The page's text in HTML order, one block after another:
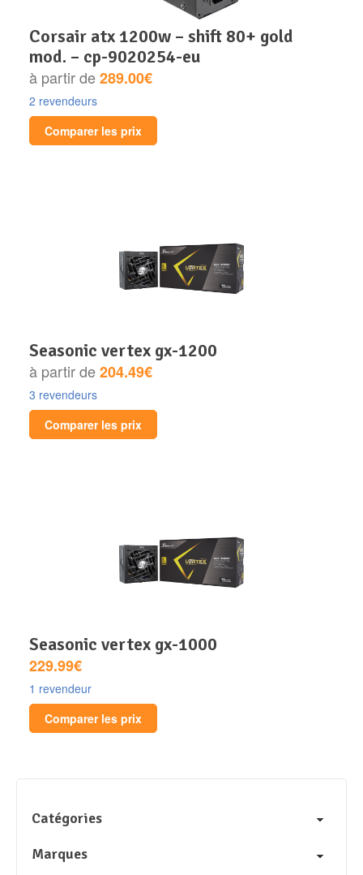
corsair atx 1200w – shift 80+ gold
mod. – cp-9020254-eu
à partir de289.00€
2 revendeurs
Comparer les prix
seasonic vertex gx-1200
à partir de204.49€
3 revendeurs
Comparer les prix
seasonic vertex gx-1000
229.99€
1 revendeur
Comparer les prix
Catégories
Marques